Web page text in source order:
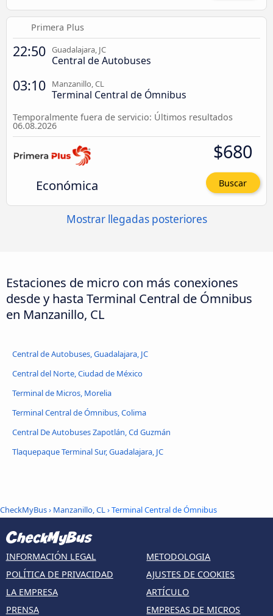
Primera Plus
22:50 Guadalajara, JC
Central de Autobuses
03:10 Manzanillo, CL
Terminal Central de Ómnibus
Temporalmente fuera de servicio: Últimos resultados
06.08.2026
Económica
$680
Buscar
Mostrar llegadas posteriores
Estaciones de micro con más conexiones
desde y hasta Terminal Central de Ómnibus
en Manzanillo, CL
Central de Autobuses, Guadalajara, JC
Central del Norte, Ciudad de México
Terminal de Micros, Morelia
Terminal Central de Ómnibus, Colima
Central De Autobuses Zapotlán, Cd Guzmán
Tlaquepaque Terminal Sur, Guadalajara, JC
CheckMyBus› Manzanillo, CL› Terminal Central de Ómnibus
INFORMACIÓN LEGAL
POLÍTICA DE PRIVACIDAD
LA EMPRESA
PRENSA
METODOLOGIA
AJUSTES DE COOKIES
ARTÍCULO
EMPRESAS DE MICROS